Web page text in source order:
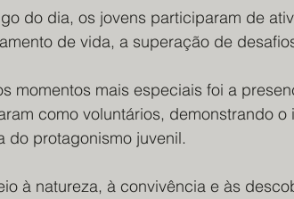
do dia, os jovens participaram de
de vida, a superação de
momentos mais especiais foi a
como voluntários, demonstrando
do protagonismo juvenil.
à natureza, à convivência e às